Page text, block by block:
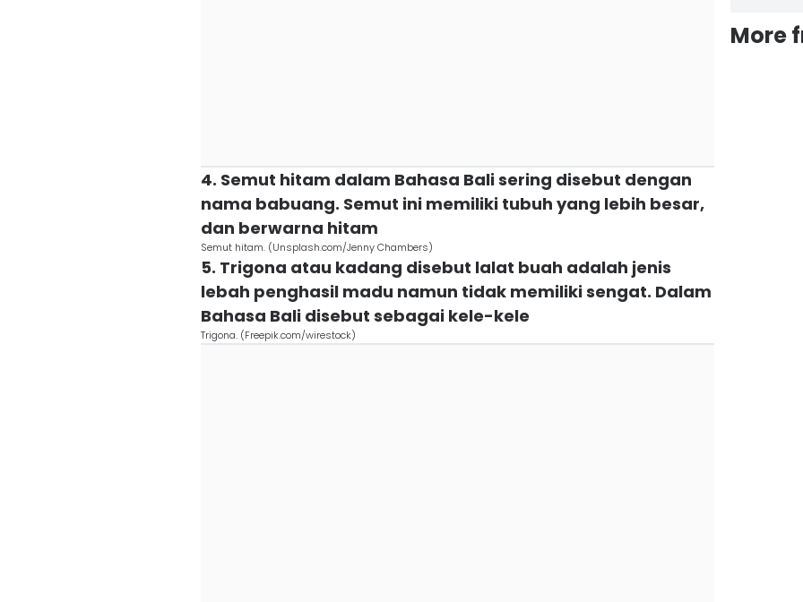
4. Semut hitam dalam Bahasa Bali sering disebut dengan
nama babuang. Semut ini memiliki tubuh yang lebih besar,
dan berwarna hitam
Semut hitam. (Unsplash.com/Jenny Chambers)
5. Trigona atau kadang disebut lalat buah adalah jenis
lebah penghasil madu namun tidak memiliki sengat. Dalam
Bahasa Bali disebut sebagai kele-kele
Trigona. (Freepik.com/wirestock)
More